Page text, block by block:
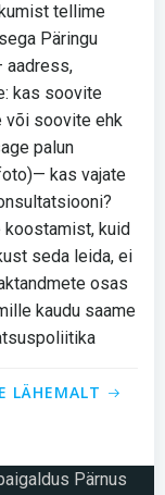
tellime
Päringu
aadress,
kas soovite
või soovite ehk
palun
kas vajate
kuid
seda leida, ei
osas
kaudu saame
LÄHEMALT
Pärnus